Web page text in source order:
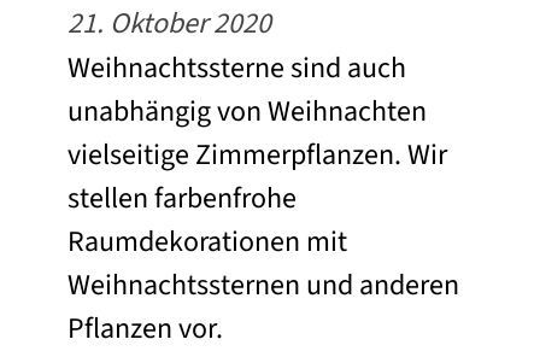
21. Oktober 2020
Weihnachtssterne sind auch
unabhängig von Weihnachten
vielseitige Zimmerpflanzen. Wir
stellen farbenfrohe
Raumdekorationen mit
Weihnachtssternen und anderen
Pflanzen vor.